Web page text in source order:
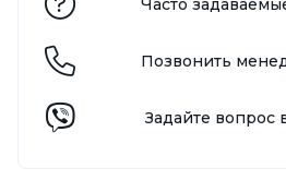
Часто
Позвонить
Задайте вопрос